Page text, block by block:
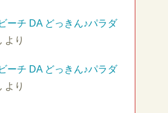
チ DA どっきん♪パラダ
より
チ DA どっきん♪パラダ
より